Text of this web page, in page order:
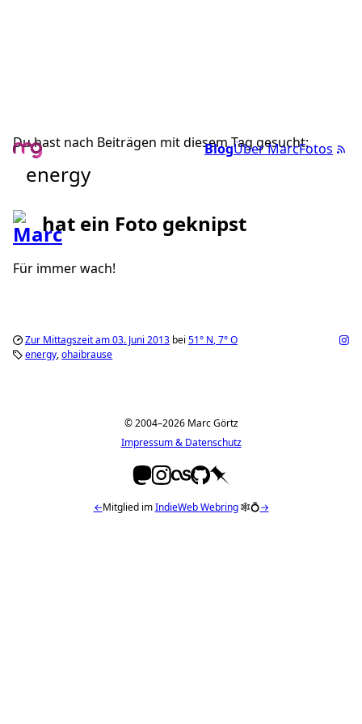
BlogÜber MarcFotos
Du hast nach Beiträgen mit diesem Tag gesucht:
energy
hat ein Foto geknipst
Für immer wach!
Zur Mittagszeit am 03. Juni 2013 bei 51° N,7°O
energy ohaibrause
© 2004–2026 Marc Görtz
Impressum & Datenschutz
←Mitglied imIndieWeb Webring🕸💍→